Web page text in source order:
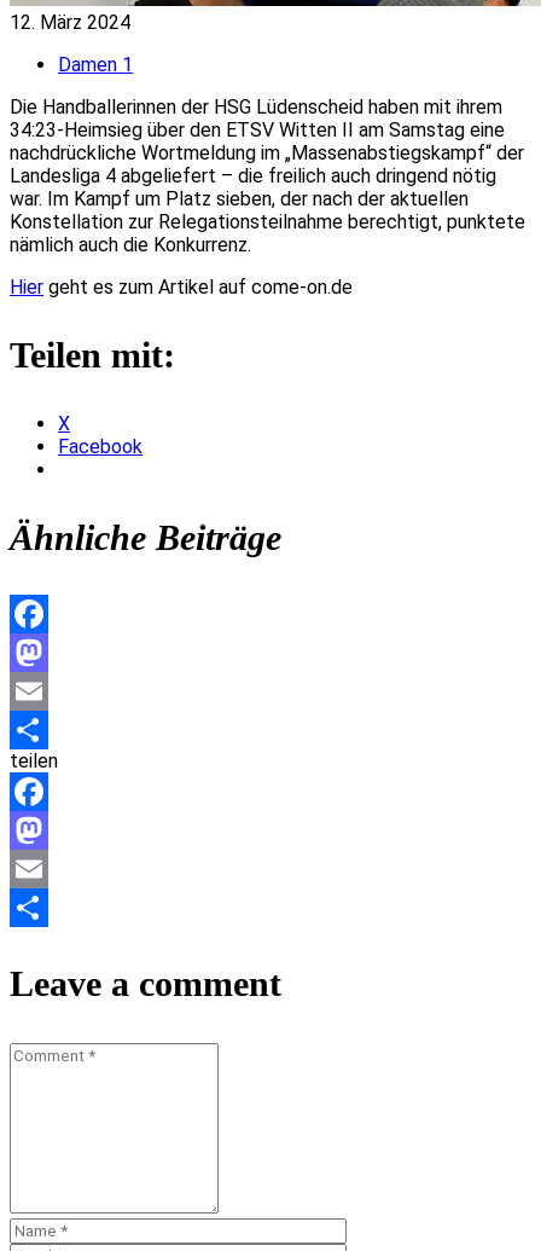
12. März 2024
Damen 1
Die Handballerinnen der HSG Lüdenscheid haben mit ihrem
34:23-Heimsieg über den ETSV Witten II am Samstag eine
nachdrückliche Wortmeldung im „Massenabstiegskampf“ der
Landesliga 4 abgeliefert – die freilich auch dringend nötig
war. Im Kampf um Platz sieben, der nach der aktuellen
Konstellation zur Relegationsteilnahme berechtigt, punktete
nämlich auch die Konkurrenz.
Hier geht es zum Artikel auf come-on.de
Teilen mit:
X
Facebook
Ähnliche Beiträge
Facebook
Mastodon
Email
Teilen
teilen
Facebook
Mastodon
Email
Leave a comment